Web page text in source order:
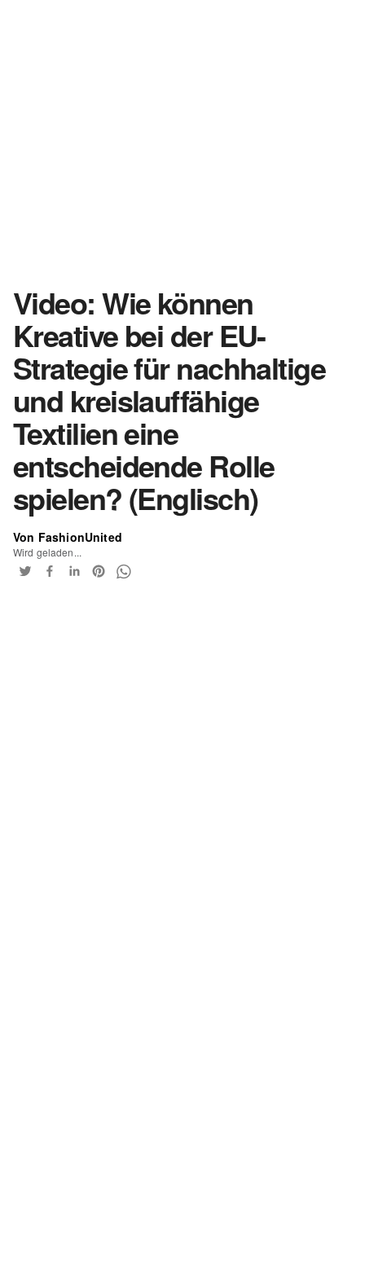
Video: Wie können
Kreative bei der EU-
Strategie für nachhaltige
und kreislauffähige
Textilien eine
entscheidende Rolle
spielen? (Englisch)
Von FashionUnited
Wird geladen...